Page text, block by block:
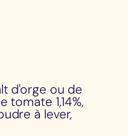
d'orge ou de
1,14%,
à lever,